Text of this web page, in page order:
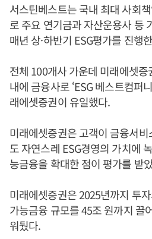
서스틴베스트는 국내 최대 사회
로 주요 연기금과 자산운용사 등
매년 상·하반기 ESG평가를 진행
전체 100개사 가운데 미래에셋
내에 금융사로 ‘ESG 베스트컴퍼
래에셋증권이 유일했다.
미래에셋증권은 고객이 금융서
도 자연스레 ESG경영의 가치에
능금융을 확대한 점이 평가를 받
미래에셋증권은 2025년까지 투
가능금융 규모를 45조 원까지 끌
워뒀다.